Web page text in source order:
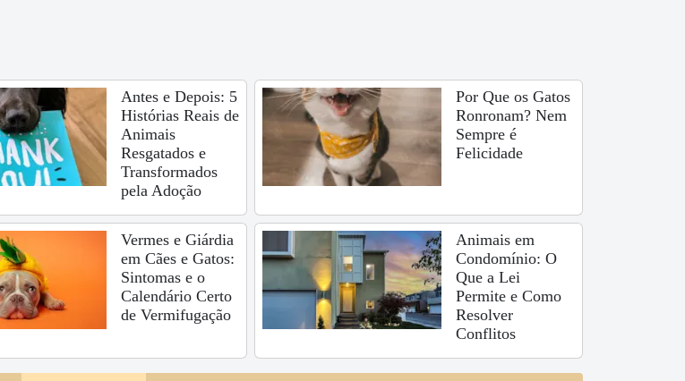
Antes e Depois: 5
Histórias Reais de
Animais
Resgatados e
Transformados
pela Adoção
Por Que os Gatos
Ronronam? Nem
Sempre é
Felicidade
Vermes e Giárdia
em Cães e Gatos:
Sintomas e o
Calendário Certo
de Vermifugação
Animais em
Condomínio: O
Que a Lei
Permite e Como
Resolver
Conflitos